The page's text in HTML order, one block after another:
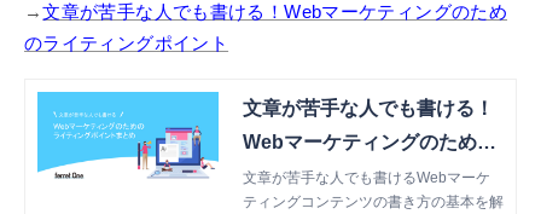
→文章が苦手な人でも書ける！Webマーケティングのため
のライティングポイント
文章が苦手な人でも書ける！
Webマーケティングのための
ライティングポイントまとめ
文章が苦手な人でも書けるWebマーケ
ティングコンテンツの書き方の基本を解